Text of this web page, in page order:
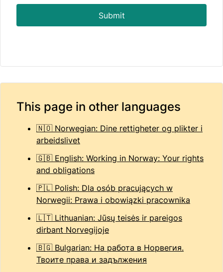
Submit
This page in other languages
🇳🇴 Norwegian: Dine rettigheter og plikter i
arbeidslivet
🇬🇧 English: Working in Norway: Your rights
and obligations
🇵🇱 Polish: Dla osób pracujących w
Norwegii: Prawa i obowiązki pracownika
🇱🇹 Lithuanian: Jūsų teisės ir pareigos
dirbant Norvegijoje
🇧🇬 Bulgarian: На работа в Норвегия.
Твоите права и задължения